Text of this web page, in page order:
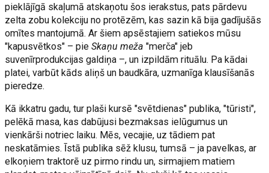
pieklājīgā skaļumā atskaņotu šos ierakstus, pats pārdevu
zelta zobu kolekciju no protēzēm, kas sazin kā bija gadījušās
omītes mantojumā. Ar šiem apsēstajiem satiekos mūsu
"kapusvētkos" – pieSkaņu meža "merča" jeb
suvenīrprodukcijas galdiņa –, un izpildām rituālu. Pa kādai
platei, varbūt kāds aliņš un baudkāra, uzmanīga klausīšanās
pieredze.
Kā ikkatru gadu, tur plaši kursē "svētdienas" publika, "tūristi",
pelēkā masa, kas dabūjusi bezmaksas ielūgumus un
vienkārši notriec laiku. Mēs, vecajie, uz tādiem pat
neskatāmies. Īstā publika sēž klusu, tumsā – ja pavelkas, ar
elkoņiem traktorē uz pirmo rindu un, sirmajiem matiem